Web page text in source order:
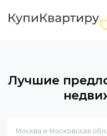
Лучшие
Москва и Московская